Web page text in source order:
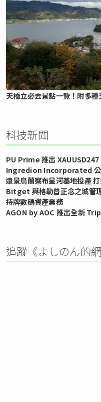
天橋立必去景點一覽！附多
科技新聞
PU Prime 推出
Ingredion Incorporated 公
遠景烏蘭察布星河基地投產
Bitget 與格勒普正念之城管
持牌數碼資產業務
AGON by AOC 推出全新
追蹤《よしのん的